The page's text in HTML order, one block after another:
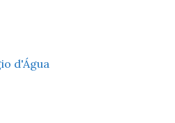
d'Água